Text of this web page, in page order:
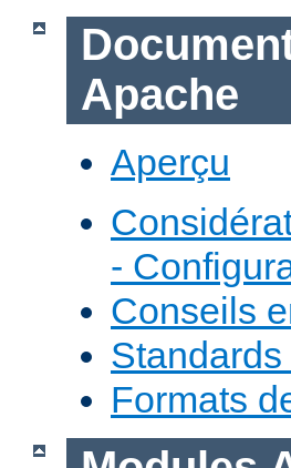
Apache
Aperçu
-
Conseils
Formats